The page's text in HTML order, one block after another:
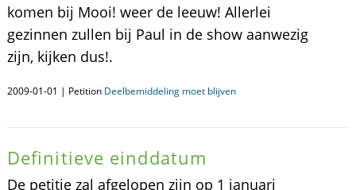
komen bij Mooi! weer de leeuw! Allerlei
gezinnen zullen bij Paul in de show aanwezig
zijn, kijken dus!.
2009-01-01 | Petition Deelbemiddeling moet blijven
Definitieve einddatum
De petitie zal afgelopen zijn op 1 januari